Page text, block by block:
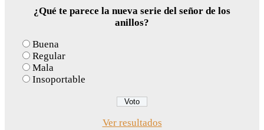
¿Qué te parece la nueva serie del señor de los
anillos?
Buena
Regular
Mala
Insoportable
Ver resultados